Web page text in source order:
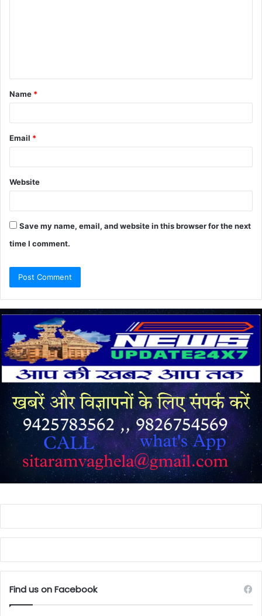
t
*
Name *
Email *
Website
Save my name, email, and website in this browser for the next
time I comment.
Find us on Facebook